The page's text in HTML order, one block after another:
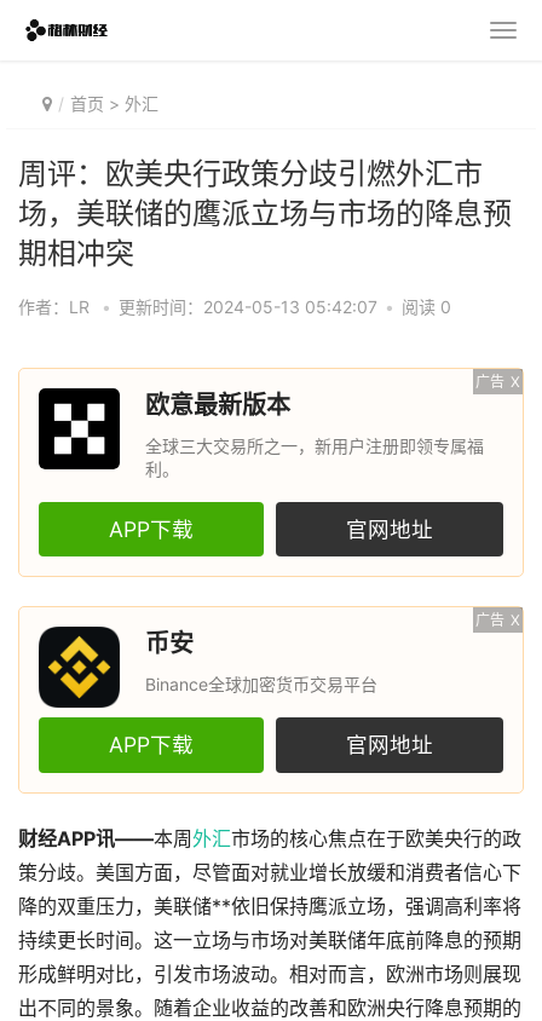
首页 > 外汇
周评：欧美央行政策分歧引燃外汇市
场，美联储的鹰派立场与市场的降息预
期相冲突
作者：LR • 更新时间：2024-05-13 05:42:07 • 阅读 0
广告 X
欧意最新版本
全球三大交易所之一，新用户注册即领专属福
利。
APP下载 官网地址
广告 X
币安
Binance全球加密货币交易平台
APP下载 官网地址
财经APP讯——本周外汇市场的核心焦点在于欧美央行的政
策分歧。美国方面，尽管面对就业增长放缓和消费者信心下
降的双重压力，美联储**依旧保持鹰派立场，强调高利率将
持续更长时间。这一立场与市场对美联储年底前降息的预期
形成鲜明对比，引发市场波动。相对而言，欧洲市场则展现
出不同的景象。随着企业收益的改善和欧洲央行降息预期的